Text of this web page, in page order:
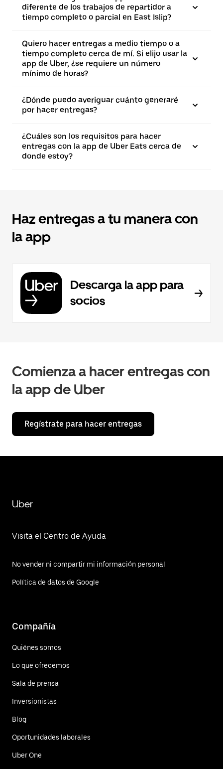
diferente de los trabajos de repartidor a
tiempo completo o parcial en East Islip?
Quiero hacer entregas a medio tiempo o a
tiempo completo cerca de mí. Si elijo usar la
app de Uber, ¿se requiere un número
mínimo de horas?
¿Dónde puedo averiguar cuánto generaré
por hacer entregas?
¿Cuáles son los requisitos para hacer
entregas con la app de Uber Eats cerca de
donde estoy?
Haz entregas a tu manera con
la app
Descarga la app para
socios
Comienza a hacer entregas con
la app de Uber
Regístrate para hacer entregas
Uber
Visita el Centro de Ayuda
No vender ni compartir mi información personal
Política de datos de Google
Compañía
Quiénes somos
Lo que ofrecemos
Sala de prensa
Inversionistas
Blog
Oportunidades laborales
Uber One